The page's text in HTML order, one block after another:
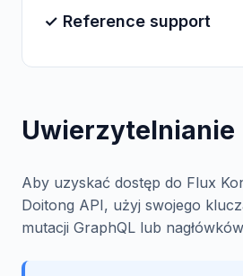
✓ Reference support
Uwierzytelnianie
Aby uzyskać dostęp do Flux
Doitong API, użyj swojego
mutacji GraphQL lub